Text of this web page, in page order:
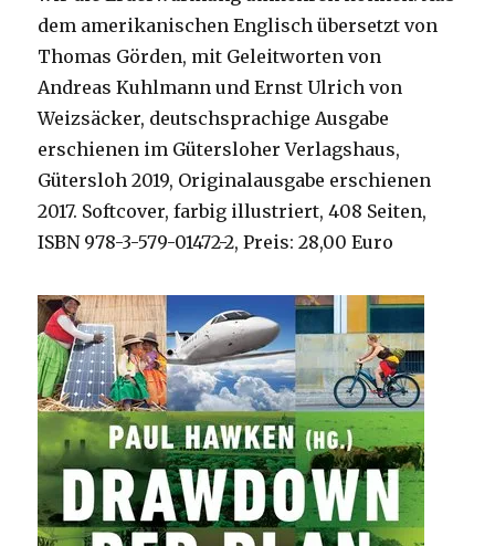
dem amerikanischen Englisch übersetzt von
Thomas Görden, mit Geleitworten von
Andreas Kuhlmann und Ernst Ulrich von
Weizsäcker, deutschsprachige Ausgabe
erschienen im Gütersloher Verlagshaus,
Gütersloh 2019, Originalausgabe erschienen
2017. Softcover, farbig illustriert, 408 Seiten,
ISBN 978-3-579-01472-2, Preis: 28,00 Euro